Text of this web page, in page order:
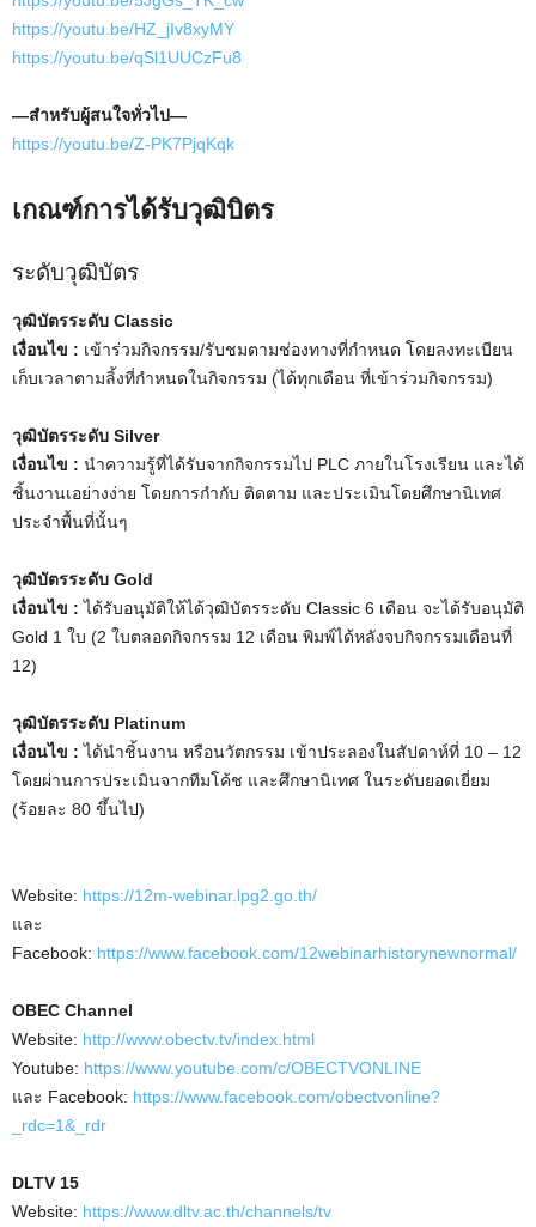
https://youtu.be/HZ_jIv8xyMY
https://youtu.be/qSl1UUCzFu8
—สำหรับผู้สนใจทั่วไป—
https://youtu.be/Z-PK7PjqKqk
เกณฑ์การได้รับวุฒิบิตร
ระดับวุฒิบัตร
วุฒิบัตรระดับ Classic
เงื่อนไข : เข้าร่วมกิจกรรม/รับชมตามช่องทางที่กำหนด โดยลงทะเบียน
เก็บเวลาตามลิ้งที่กำหนดในกิจกรรม (ได้ทุกเดือน ที่เข้าร่วมกิจกรรม)
วุฒิบัตรระดับ Silver
เงื่อนไข : นำความรู้ที่ได้รับจากกิจกรรมไป PLC ภายในโรงเรียน และได้
ชิ้นงานเอย่างง่าย โดยการกำกับ ติดตาม และประเมินโดยศึกษานิเทศ
ประจำพื้นที่นั้นๆ
วุฒิบัตรระดับ Gold
เงื่อนไข :ได้รับอนุมัติให้ได้วุฒิบัตรระดับ Classic 6 เดือน จะได้รับอนุมัติ
Gold 1 ใบ (2 ใบตลอดกิจกรรม 12 เดือน พิมพ์ได้หลังจบกิจกรรมเดือนที่
12)
วุฒิบัตรระดับ Platinum
เงื่อนไข :ได้นำชิ้นงาน หรือนวัตกรรม เข้าประลองในสัปดาห์ที่ 10 – 12
โดยผ่านการประเมินจากทีมโค้ช และศึกษานิเทศ ในระดับยอดเยี่ยม
(ร้อยละ 80 ขึ้นไป)
Website: https://12m-webinar.lpg2.go.th/
และ
Facebook: https://www.facebook.com/12webinarhistorynewnormal/
OBEC Channel
Website: http://www.obectv.tv/index.html
Youtube: https://www.youtube.com/c/OBECTVONLINE
และ Facebook: https://www.facebook.com/obectvonline?
_rdc=1&_rdr
DLTV 15
Website: https://www.dltv.ac.th/channels/tv